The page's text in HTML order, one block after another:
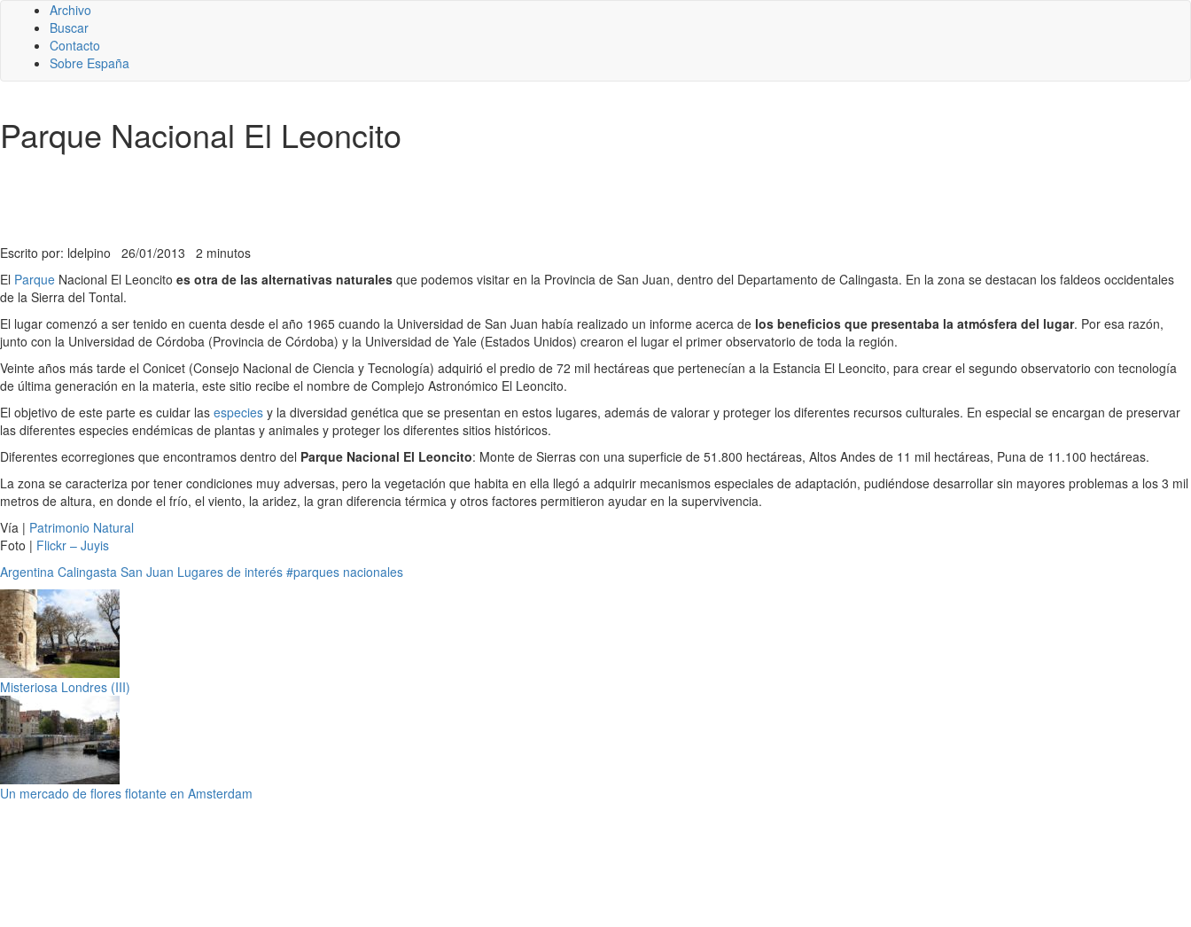
Archivo
Buscar
Contacto
Sobre España
Parque Nacional El Leoncito
Escrito por: ldelpino 26/01/2013 2 minutos
El Parque Nacional El Leoncito es otra de las alternativas naturales que podemos visitar en la Provincia de San Juan, dentro del Departamento de Calingasta. En la zona se destacan los faldeos occidentales
de la Sierra del Tontal.
El lugar comenzó a ser tenido en cuenta desde el año 1965 cuando la Universidad de San Juan había realizado un informe acerca de los beneficios que presentaba la atmósfera del lugar. Por esa razón,
junto con la Universidad de Córdoba (Provincia de Córdoba) y la Universidad de Yale (Estados Unidos) crearon el lugar el primer observatorio de toda la región.
Veinte años más tarde el Conicet (Consejo Nacional de Ciencia y Tecnología) adquirió el predio de 72 mil hectáreas que pertenecían a la Estancia El Leoncito, para crear el segundo observatorio con tecnología
de última generación en la materia, este sitio recibe el nombre de Complejo Astronómico El Leoncito.
El objetivo de este parte es cuidar las especies y la diversidad genética que se presentan en estos lugares, además de valorar y proteger los diferentes recursos culturales. En especial se encargan de preservar
las diferentes especies endémicas de plantas y animales y proteger los diferentes sitios históricos.
Diferentes ecorregiones que encontramos dentro del Parque Nacional El Leoncito: Monte de Sierras con una superficie de 51.800 hectáreas, Altos Andes de 11 mil hectáreas, Puna de 11.100 hectáreas.
La zona se caracteriza por tener condiciones muy adversas, pero la vegetación que habita en ella llegó a adquirir mecanismos especiales de adaptación, pudiéndose desarrollar sin mayores problemas a los 3 mil
metros de altura, en donde el frío, el viento, la aridez, la gran diferencia térmica y otros factores permitieron ayudar en la supervivencia.
Vía | Patrimonio Natural
Foto | Flickr – Juyis
Argentina Calingasta San Juan Lugares de interés #parques nacionales
Misteriosa Londres (III)
Un mercado de flores flotante en Amsterdam